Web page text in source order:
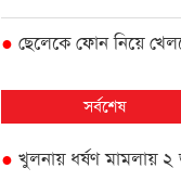
● ছেলেকে ফোন নিয়ে
সর্বশেষ
● খুলনায় ধর্ষণ মামলায় ২